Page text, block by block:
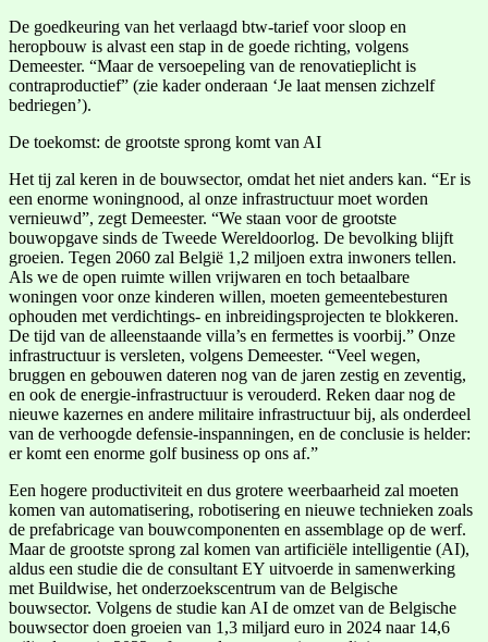
De goedkeuring van het verlaagd btw-tarief voor sloop en
heropbouw is alvast een stap in de goede richting, volgens
Demeester. “Maar de versoepeling van de renovatieplicht is
contraproductief” (zie kader onderaan ‘Je laat mensen zichzelf
bedriegen’).
De toekomst: de grootste sprong komt van AI
Het tij zal keren in de bouwsector, omdat het niet anders kan. “Er is
een enorme woningnood, al onze infrastructuur moet worden
vernieuwd”, zegt Demeester. “We staan voor de grootste
bouwopgave sinds de Tweede Wereldoorlog. De bevolking blijft
groeien. Tegen 2060 zal België 1,2 miljoen extra inwoners tellen.
Als we de open ruimte willen vrijwaren en toch betaalbare
woningen voor onze kinderen willen, moeten gemeentebesturen
ophouden met verdichtings- en inbreidingsprojecten te blokkeren.
De tijd van de alleenstaande villa’s en fermettes is voorbij.” Onze
infrastructuur is versleten, volgens Demeester. “Veel wegen,
bruggen en gebouwen dateren nog van de jaren zestig en zeventig,
en ook de energie-infrastructuur is verouderd. Reken daar nog de
nieuwe kazernes en andere militaire infrastructuur bij, als onderdeel
van de verhoogde defensie-inspanningen, en de conclusie is helder:
er komt een enorme golf business op ons af.”
Een hogere productiviteit en dus grotere weerbaarheid zal moeten
komen van automatisering, robotisering en nieuwe technieken zoals
de prefabricage van bouwcomponenten en assemblage op de werf.
Maar de grootste sprong zal komen van artificiële intelligentie (AI),
aldus een studie die de consultant EY uitvoerde in samenwerking
met Buildwise, het onderzoekscentrum van de Belgische
bouwsector. Volgens de studie kan AI de omzet van de Belgische
bouwsector doen groeien van 1,3 miljard euro in 2024 naar 14,6